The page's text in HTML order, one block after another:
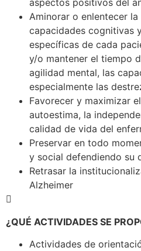
aspectos positivos del
Aminorar o enlentecer
capacidades cognitivas
específicas de cada
y/o mantener el tiempo
agilidad mental, las
especialmente las
Favorecer y maximizar
autoestima, la
calidad de vida del
Preservar en todo
y social defendiendo su
Retrasar la
Alzheimer

¿QUÉ ACTIVIDADES SE
Actividades de